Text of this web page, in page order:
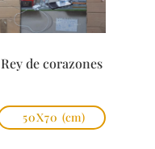
Rey de corazones
50X70 (cm)